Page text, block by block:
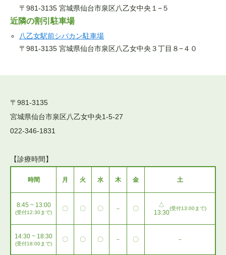
〒981-3135 宮城県仙台市泉区八乙女中央１−５
近隣の割引駐車場
八乙女駅前シバカン駐車場
〒981-3135 宮城県仙台市泉区八乙女中央３丁目８−４０
〒981-3135
宮城県仙台市泉区八乙女中央1-5-27
022-346-1831
【診療時間】
時間 月 火 水 木 金 土
8:45 ~ 13:00
(受付12:30まで)
〇 〇 〇 － 〇
△
13:30
(受付13:00まで)
14:30 ~ 18:30
(受付18:00まで)
〇 〇 〇 － 〇 －